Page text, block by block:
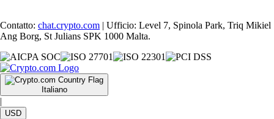
Contatto: chat.crypto.com | Ufficio: Level 7, Spinola Park, Triq Mikiel
Ang Borg, St Julians SPK 1000 Malta.
Italiano
|
USD